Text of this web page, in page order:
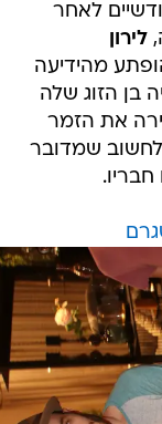
לאחר
לירון
מהידיעה
בן הזוג שלה
את הזמר
שמדובר